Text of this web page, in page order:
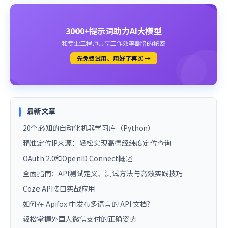
3000+提示词助力AI大模型
和专业工程师共享工作效率翻倍的秘密
先免费试用、用好了再买 →
最新文章
20个必知的自动化机器学习库（Python）
精准定位IP来源：轻松实现高德经纬度定位查询
OAuth 2.0和OpenID Connect概述
全面指南：API测试定义、测试方法与高效实践技巧
Coze API接口实战应用
如何在 Apifox 中发布多语言的 API 文档？
轻松掌握外国人微信支付的正确姿势